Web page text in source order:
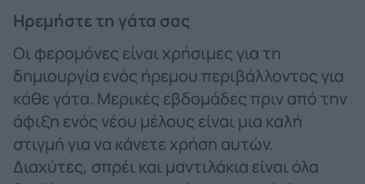
Ηρεμήστε τη γάτα σας
Οι φερομόνες είναι χρήσιμες για τη
δημιουργία ενός ήρεμου περιβάλλοντος για
κάθε γάτα. Μερικές εβδομάδες πριν από την
άφιξη ενός νέου μέλους είναι μια καλή
στιγμή για να κάνετε χρήση αυτών.
Διαχύτες, σπρέι και μαντιλάκια είναι όλα